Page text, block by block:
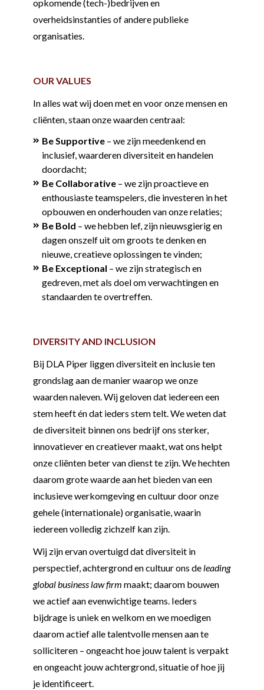
opkomende (tech-)bedrijven en
overheidsinstanties of andere publieke
organisaties.
OUR VALUES
In alles wat wij doen met en voor onze mensen en
cliënten, staan onze waarden centraal:
Be Supportive – we zijn meedenkend en
inclusief, waarderen diversiteit en handelen
doordacht;
Be Collaborative – we zijn proactieve en
enthousiaste teamspelers, die investeren in het
opbouwen en onderhouden van onze relaties;
Be Bold – we hebben lef, zijn nieuwsgierig en
dagen onszelf uit om groots te denken en
nieuwe, creatieve oplossingen te vinden;
Be Exceptional – we zijn strategisch en
gedreven, met als doel om verwachtingen en
standaarden te overtreffen.
DIVERSITY AND INCLUSION
Bij DLA Piper liggen diversiteit en inclusie ten
grondslag aan de manier waarop we onze
waarden naleven. Wij geloven dat iedereen een
stem heeft én dat ieders stem telt. We weten dat
de diversiteit binnen ons bedrijf ons sterker,
innovatiever en creatiever maakt, wat ons helpt
onze cliënten beter van dienst te zijn. We hechten
daarom grote waarde aan het bieden van een
inclusieve werkomgeving en cultuur door onze
gehele (internationale) organisatie, waarin
iedereen volledig zichzelf kan zijn.
Wij zijn ervan overtuigd dat diversiteit in
perspectief, achtergrond en cultuur ons deleading
global business law firm maakt; daarom bouwen
we actief aan evenwichtige teams. Ieders
bijdrage is uniek en welkom en we moedigen
daarom actief alle talentvolle mensen aan te
solliciteren – ongeacht hoe jouw talent is verpakt
en ongeacht jouw achtergrond, situatie of hoe jij
je identificeert.